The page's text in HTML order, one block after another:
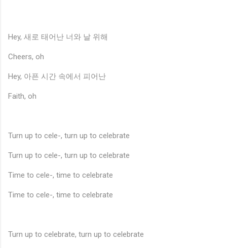
Hey, 새로 태어난 너와 날 위해
Cheers, oh
Hey, 아픈 시간 속에서 피어난
Faith, oh
Turn up to cele-, turn up to celebrate
Turn up to cele-, turn up to celebrate
Time to cele-, time to celebrate
Time to cele-, time to celebrate
Turn up to celebrate, turn up to celebrate